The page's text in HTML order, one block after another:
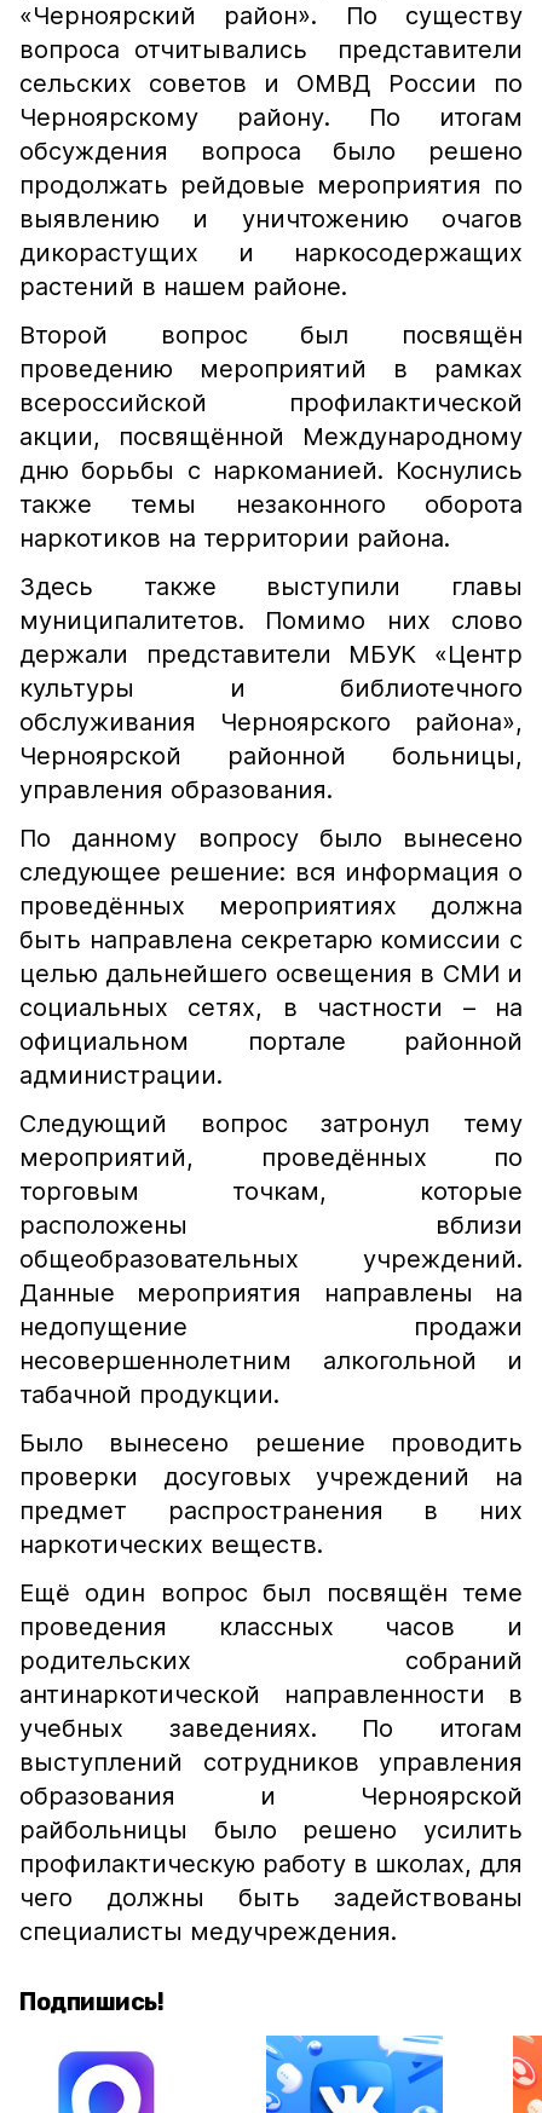
«Черноярский район». По существу
вопроса отчитывались представители
сельских советов и ОМВД России по
Черноярскому району. По итогам
обсуждения вопроса было решено
продолжать рейдовые мероприятия по
выявлению и уничтожению очагов
дикорастущих и наркосодержащих
растений в нашем районе.
Второй вопрос был посвящён
проведению мероприятий в рамках
всероссийской профилактической
акции, посвящённой Международному
дню борьбы с наркоманией. Коснулись
также темы незаконного оборота
наркотиков на территории района.
Здесь также выступили главы
муниципалитетов. Помимо них слово
держали представители МБУК «Центр
культуры и библиотечного
обслуживания Черноярского района»,
Черноярской районной больницы,
управления образования.
По данному вопросу было вынесено
следующее решение: вся информация о
проведённых мероприятиях должна
быть направлена секретарю комиссии с
целью дальнейшего освещения в СМИ и
социальных сетях, в частности – на
официальном портале районной
администрации.
Следующий вопрос затронул тему
мероприятий, проведённых по
торговым точкам, которые
расположены вблизи
общеобразовательных учреждений.
Данные мероприятия направлены на
недопущение продажи
несовершеннолетним алкогольной и
табачной продукции.
Было вынесено решение проводить
проверки досуговых учреждений на
предмет распространения в них
наркотических веществ.
Ещё один вопрос был посвящён теме
проведения классных часов и
родительских собраний
антинаркотической направленности в
учебных заведениях. По итогам
выступлений сотрудников управления
образования и Черноярской
райбольницы было решено усилить
профилактическую работу в школах, для
чего должны быть задействованы
специалисты медучреждения.
Подпишись!